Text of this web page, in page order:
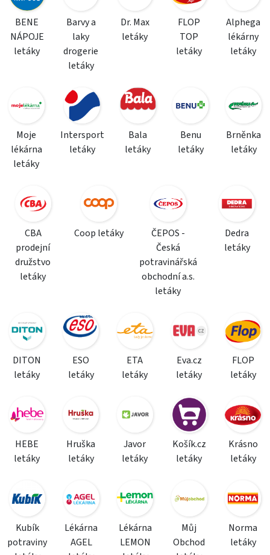
BENE
NÁPOJE
letáky
Barvy a
laky
drogerie
letáky
Dr. Max
letáky
FLOP
TOP
letáky
Alphega
lékárny
letáky
Moje
lékárna
letáky
Intersport
letáky
Bala
letáky
Benu
letáky
Brněnka
letáky
CBA
prodejní
družstvo
letáky
Coop letáky
ČEPOS -
Česká
potravinářská
obchodní a.s.
letáky
Dedra
letáky
DITON
letáky
ESO
letáky
ETA
letáky
Eva.cz
letáky
FLOP
letáky
HEBE
letáky
Hruška
letáky
Javor
letáky
Košík.cz
letáky
Krásno
letáky
Kubík
potraviny
Lékárna
AGEL
Lékárna
LEMON
Můj
Obchod
Norma
letáky